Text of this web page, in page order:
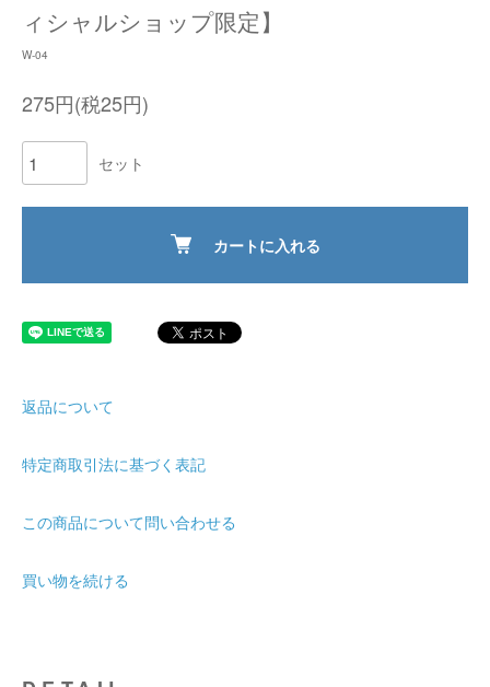
ィシャルショップ限定】
W-04
275円(税25円)
セット
カートに入れる
返品について
特定商取引法に基づく表記
この商品について問い合わせる
買い物を続ける